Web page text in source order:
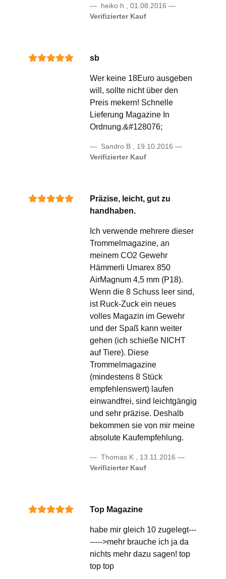
heiko h , 01.08.2016
Verifizierter Kauf
sb
Wer keine 18Euro ausgeben
will, sollte nicht über den
Preis mekern! Schnelle
Lieferung Magazine In
Ordnung.&#128076;
Sandro B , 19.10.2016
Verifizierter Kauf
Präzise, leicht, gut zu
handhaben.
Ich verwende mehrere dieser
Trommelmagazine, an
meinem CO2 Gewehr
Hämmerli Umarex 850
AirMagnum 4,5 mm (P18).
Wenn die 8 Schuss leer sind,
ist Ruck-Zuck ein neues
volles Magazin im Gewehr
und der Spaß kann weiter
gehen (ich schieße NICHT
auf Tiere). Diese
Trommelmagazine
(mindestens 8 Stück
empfehlenswert) laufen
einwandfrei, sind leichtgängig
und sehr präzise. Deshalb
bekommen sie von mir meine
absolute Kaufempfehlung.
Thomas K , 13.11.2016
Verifizierter Kauf
Top Magazine
habe mir gleich 10 zugelegt---
----->mehr brauche ich ja da
nichts mehr dazu sagen! top
top top